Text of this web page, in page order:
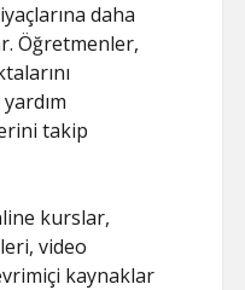
daha
Öğretmenler,
takip
kurslar,
video
kaynaklar